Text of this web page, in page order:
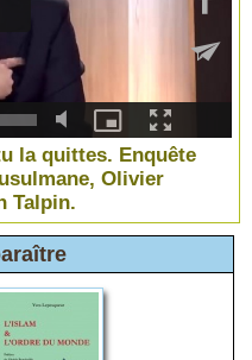
la quittes. Enquête
Olivier
Talpin.